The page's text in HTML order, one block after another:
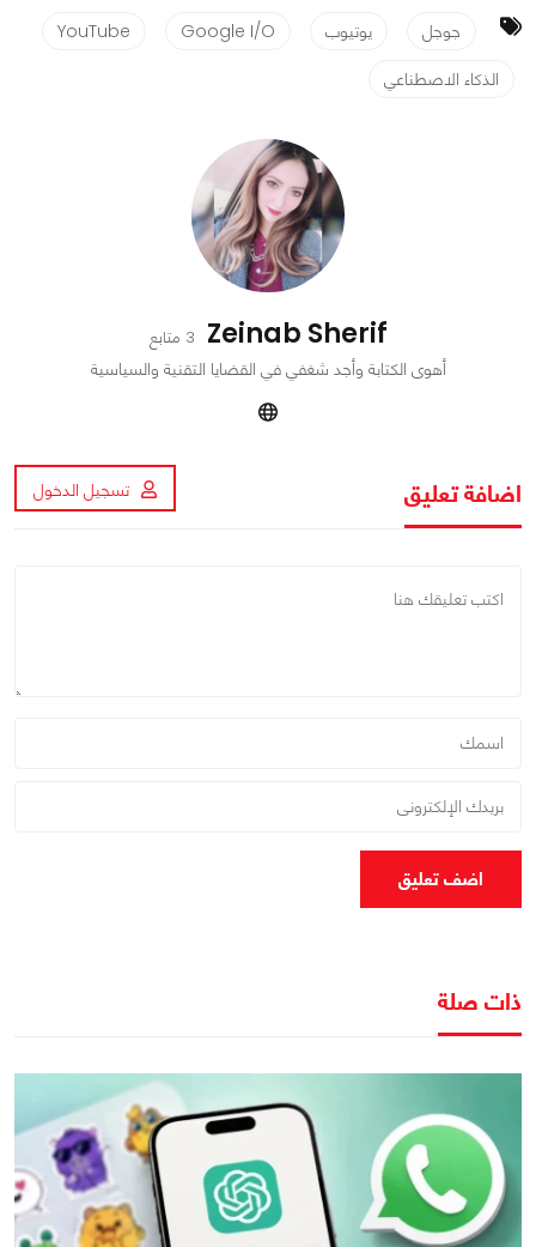
جوجل يوتيوب Google I/O
YouTube
الذكاء الاصطناعي
Zeinab Sherif 3 متابع
أهوى الكتابة وأجد شغفي في القضايا التقنية والسياسية
اضافة تعليق تسجيل الدخول
اضف تعليق
ذات صلة